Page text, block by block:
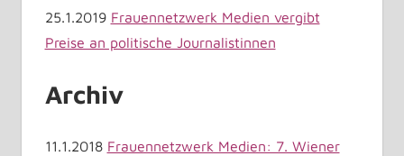
25.1.2019 Frauennetzwerk Medien vergibt
Preise an politische Journalistinnen
Archiv
11.1.2018 Frauennetzwerk Medien: 7. Wiener